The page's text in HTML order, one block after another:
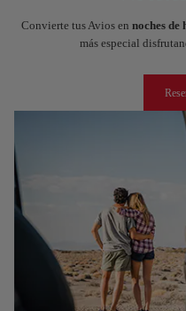
Convierte tus Avios en noches de
más especial